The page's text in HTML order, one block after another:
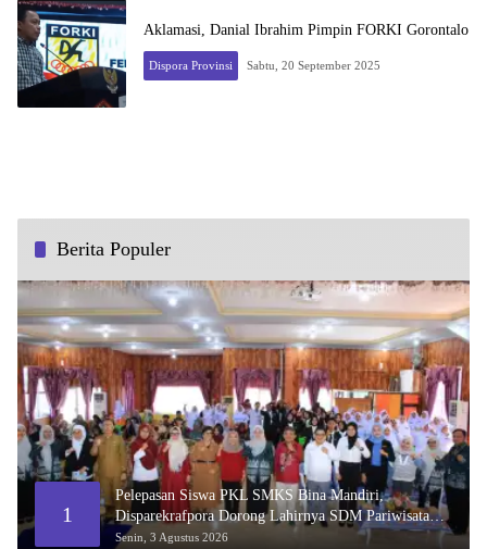
Aklamasi, Danial Ibrahim Pimpin FORKI Gorontalo
Dispora Provinsi Sabtu, 20 September 2025
Berita Populer
1
Pelepasan Siswa PKL SMKS Bina Mandiri,
Disparekrafpora Dorong Lahirnya SDM Pariwisata
Unggul
Senin, 3 Agustus 2026